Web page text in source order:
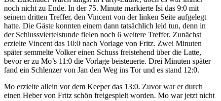
noch nicht zu Ende. In der 75. Minute markierte Isi das 9:0 mit
seinem dritten Treffer, den Vincent von der linken Seite aufgelegt
hatte. Die Gäste konnten einem dann tatsächlich leid tun, denn in
der Schlussviertelstunde fielen noch 6 weitere Treffer. Zunächst
erzielte Vincent das 10:0 nach Vorlage von Fritz. Zwei Minuten
später semmelte Volker einen Schuss freistehend über die Latte,
bevor er zu Mo’s 11:0 die Vorlage beisteuerte. Drei Minuten später
fand ein Schlenzer von Jan den Weg ins Tor und es stand 12:0.
Mo erzielte allein vor dem Keeper das 13:0. Zuvor war er durch
einen Heber von Fritz schön freigespielt worden. Mo war jetzt nicht